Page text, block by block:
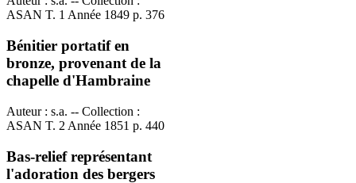
ASAN T. 1 Année 1849 p. 376
Bénitier portatif en
bronze, provenant de la
chapelle d'Hambraine
Auteur : s.a. -- Collection :
ASAN T. 2 Année 1851 p. 440
Bas-relief représentant
l'adoration des bergers